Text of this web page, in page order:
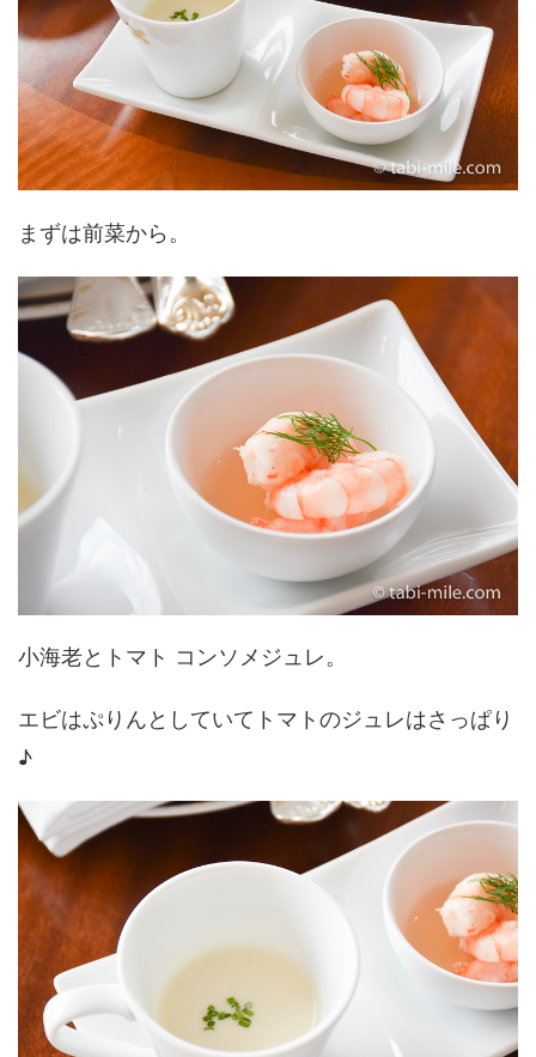
まずは前菜から。
小海老とトマト コンソメジュレ。
エビはぷりんとしていてトマトのジュレはさっぱり
♪